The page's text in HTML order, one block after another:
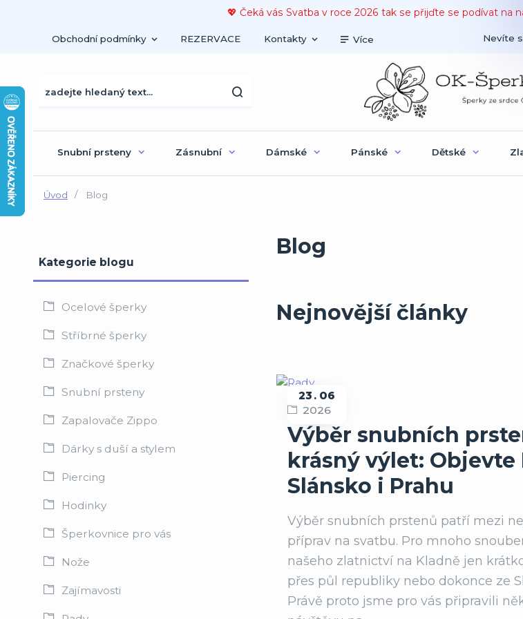
💖 Čeká vás Svatba v roce 2026 tak se přijďte se podívat na
Obchodní podmínky REZERVACE Kontakty Více Nevíte
Snubní prsteny Zásnubní Dámské Pánské Dětské
Úvod Blog
Kategorie blogu
Ocelové šperky
Stříbrné šperky
Značkové šperky
Snubní prsteny
Zapalovače Zippo
Dárky s duší a stylem
Piercing
Hodinky
Šperkovnice pro vás
Nože
Zajímavosti
Blog
Nejnovější články
Výběr snubních
krásný výlet: Objevte
Slánsko i Prahu
23
06
2026
Rady
Výběr snubních prstenů patří mezi
příprav na svatbu. Pro mnoho
našeho zlatnictví na Kladně jen
přes půl republiky nebo dokonce ze
Právě proto jsme pro vás připravili